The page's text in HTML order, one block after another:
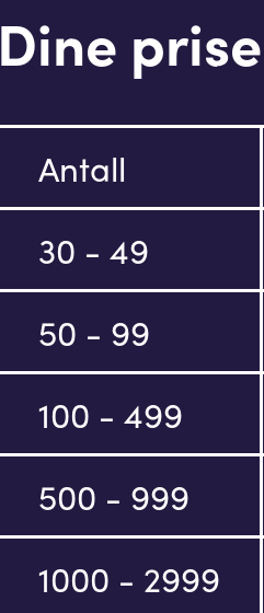
Dine
Antall
30 - 49
50 - 99
100 - 499
500 - 999
1000 - 2999